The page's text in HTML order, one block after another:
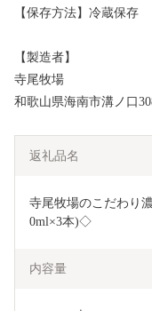
【保存方法】冷蔵保
【製造者】
寺尾牧場
和歌山県海南市溝ノ口
返礼品名
寺尾牧場のこだわり
0ml×3本)◇
内容量